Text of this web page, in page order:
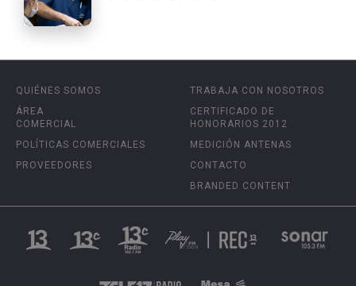
QUIÉNES SOMOS
ÁREA
COMERCIAL
POLÍTICAS COMERCIALES
PROVEEDORES
TRABAJA CON NOSOTROS
CERTIFICADO DE
HONORARIOS 2012
MEDICIÓN ANTENAS
CONTACTO
BRANDED CONTENT